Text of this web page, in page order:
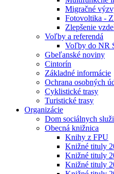
Migračné
Fotovoltika -
Zlepšenie
Voľby a referendá
Voľby do NR
Gbeľanské noviny
Cintorín
Základné informácie
Ochrana osobných
Cyklistické trasy
Turistické trasy
Organizácie
Dom sociálnych
Obecná knižnica
Knihy z FPU
Knižné tituly
Knižné tituly
Knižné tituly